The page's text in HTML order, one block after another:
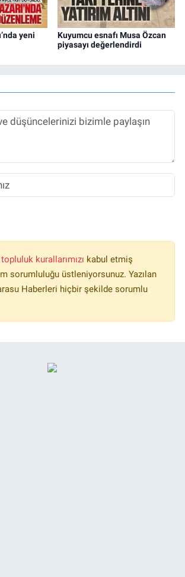
yeni
Kuyumcu esnafı Musa Özcan
piyasayı değerlendirdi
topluluk kurallarımızı kabul etmiş
sorumluluğu üstleniyorsunuz. Yazılan
Haberleri hiçbir şekilde sorumlu